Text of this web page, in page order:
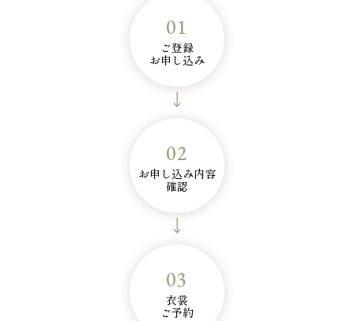
01
ご登録
お申し込み
02
お申し込み内容
確認
03
衣裳
ご予約